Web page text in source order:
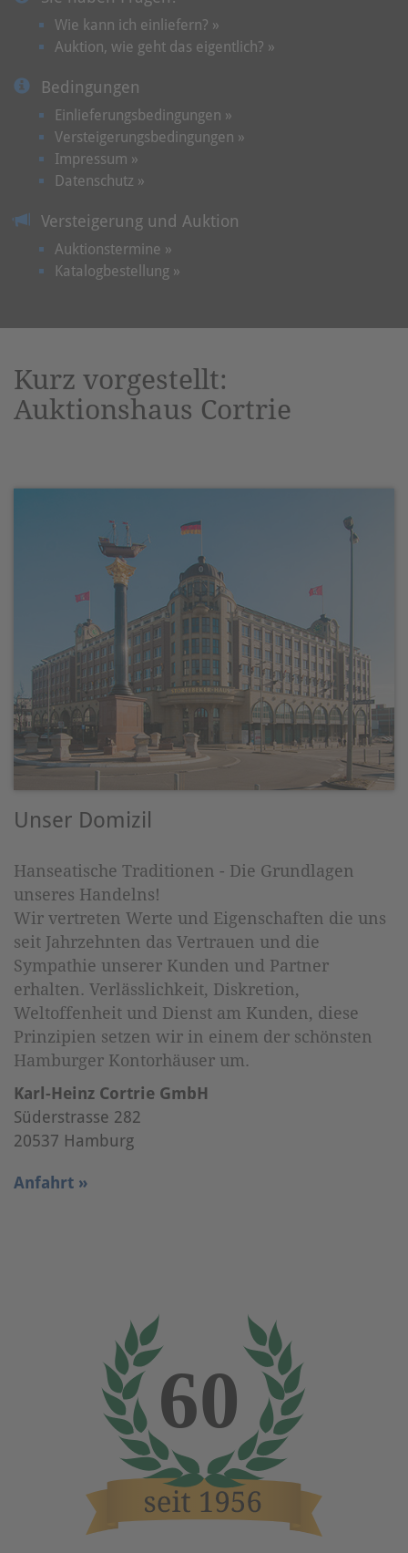
Wie kann ich einliefern? »
Auktion, wie geht das eigentlich? »
Bedingungen
Einlieferungsbedingungen »
Versteigerungsbedingungen »
Impressum »
Datenschutz »
Versteigerung und Auktion
Auktionstermine »
Katalogbestellung »
Kurz vorgestellt:
Auktionshaus Cortrie
Unser Domizil
Hanseatische Traditionen - Die Grundlagen
unseres Handelns!
Wir vertreten Werte und Eigenschaften die uns
seit Jahrzehnten das Vertrauen und die
Sympathie unserer Kunden und Partner
erhalten. Verlässlichkeit, Diskretion,
Weltoffenheit und Dienst am Kunden, diese
Prinzipien setzen wir in einem der schönsten
Hamburger Kontorhäuser um.
Karl-Heinz Cortrie GmbH
Süderstrasse 282
20537 Hamburg
Anfahrt »